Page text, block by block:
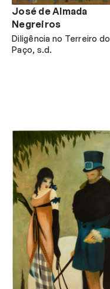
Diligência no Terreiro do
Paço s.d.
José de Almada
Negreiros